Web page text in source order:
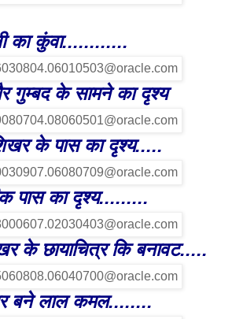
का कुंवा............
गुम्बद के सामने का दृश्य
के पास का दृश्य.....
पास का दृश्य.........
के छायाचित्र कि बनावट.....
बने लाल कमल........